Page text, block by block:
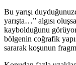
Bu yarışı
yarışta…” algısı
kaybolduğunu
bölgenin coğrafik
sararak koşunun